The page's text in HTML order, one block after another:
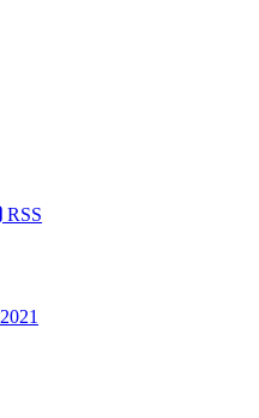
RSS
2021